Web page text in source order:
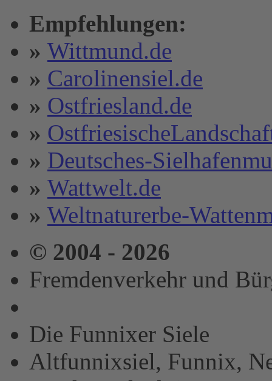
Empfehlungen:
» Wittmund.de
» Carolinensiel.de
» Ostfriesland.de
»
» Deutsches-
» Wattwelt.de
» Weltnaturerbe-
© 2004 - 2026
Fremdenverkehr und
Die Funnixer Siele
Altfunnixsiel, Funnix,